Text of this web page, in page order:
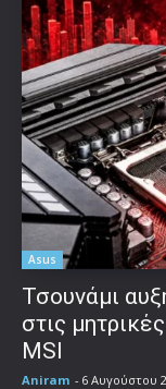
Asus
Τσουνάμι
στις
MSI
Aniram - 6 Αυγούστου